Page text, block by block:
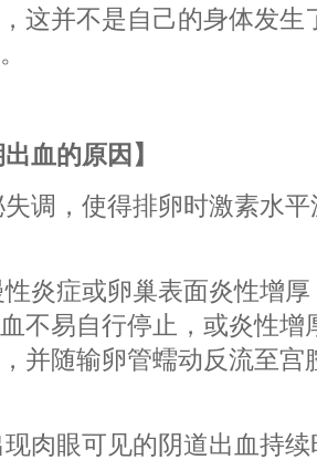
这并不是自己的身体发生
血的原因】
调，使得排卵时激素水
炎症或卵巢表面炎性增
不易自行停止，或炎性增
并随输卵管蠕动反流至宫
肉眼可见的阴道出血持